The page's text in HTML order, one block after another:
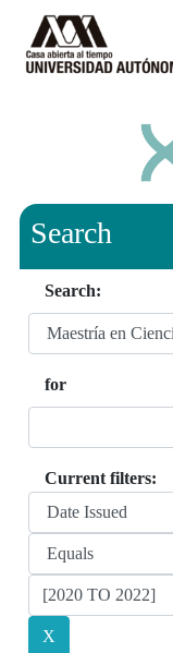
Search
Search:
for
Current filters: